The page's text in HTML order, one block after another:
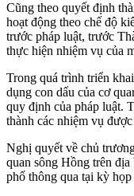
Cũng theo quyết định
hoạt động theo chế độ
trước pháp luật, trước
thực hiện nhiệm vụ của
Trong quá trình triển
dụng con dấu của cơ
quy định của pháp luật.
thành các nhiệm vụ
Nghị quyết về chủ
quan sông Hồng trên
phố thông qua tại kỳ